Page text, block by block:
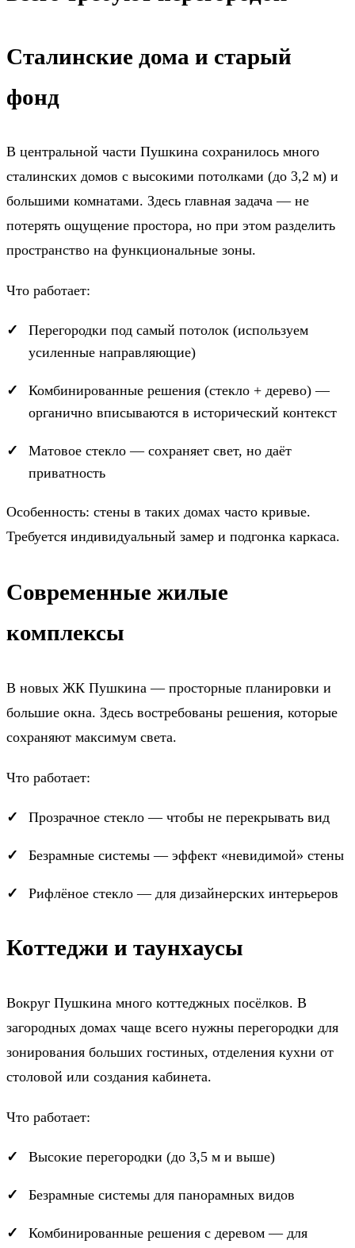
Сталинские дома и старый
фонд
В центральной части Пушкина сохранилось много
сталинских домов с высокими потолками (до 3,2 м) и
большими комнатами. Здесь главная задача — не
потерять ощущение простора, но при этом разделить
пространство на функциональные зоны.
Что работает:
Перегородки под самый потолок (используем
усиленные направляющие)
Комбинированные решения (стекло + дерево) —
органично вписываются в исторический контекст
Матовое стекло — сохраняет свет, но даёт
приватность
Особенность: стены в таких домах часто кривые.
Требуется индивидуальный замер и подгонка каркаса.
Современные жилые
комплексы
В новых ЖК Пушкина — просторные планировки и
большие окна. Здесь востребованы решения, которые
сохраняют максимум света.
Что работает:
Прозрачное стекло — чтобы не перекрывать вид
Безрамные системы — эффект «невидимой» стены
Рифлёное стекло — для дизайнерских интерьеров
Коттеджи и таунхаусы
Вокруг Пушкина много коттеджных посёлков. В
загородных домах чаще всего нужны перегородки для
зонирования больших гостиных, отделения кухни от
столовой или создания кабинета.
Что работает:
Высокие перегородки (до 3,5 м и выше)
Безрамные системы для панорамных видов
Комбинированные решения с деревом — для